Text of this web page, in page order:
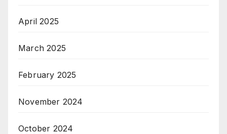
April 2025
March 2025
February 2025
November 2024
October 2024